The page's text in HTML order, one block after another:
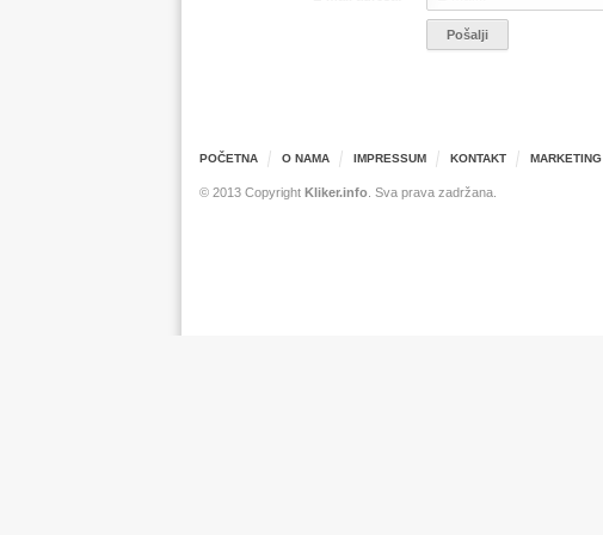
POČETNA O NAMA IMPRESSUM KONTAKT MARKETING
© 2013 Copyright Kliker.info . Sva prava zadržana.